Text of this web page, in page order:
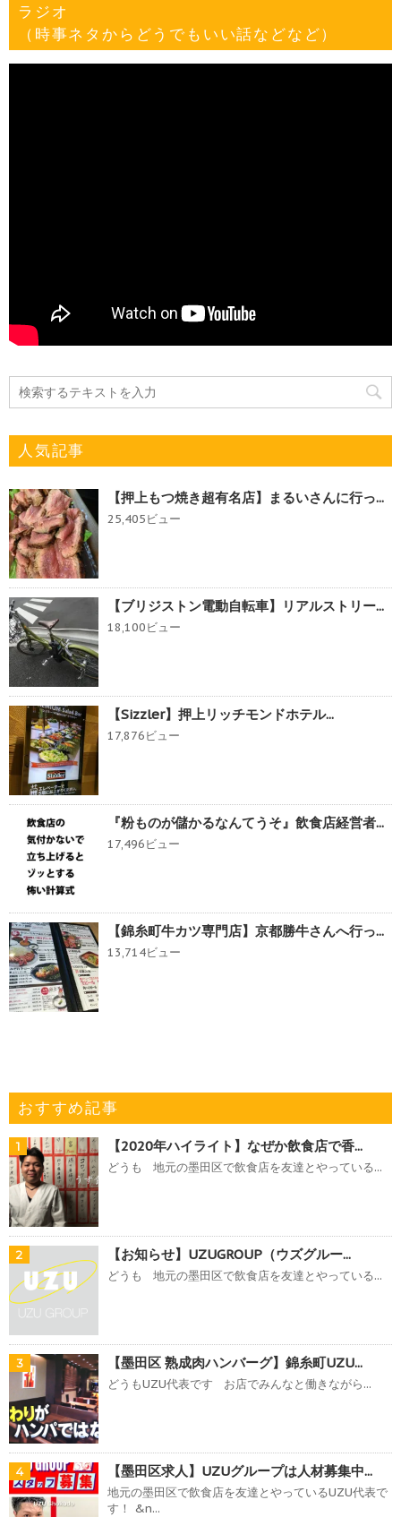
ラジオ
（時事ネタからどうでもいい話などなど）
人気記事
【押上もつ焼き超有名店】まるいさんに行っ...
25,405ビュー
【ブリジストン電動自転車】リアルストリー...
18,100ビュー
【Sizzler】押上リッチモンドホテル...
17,876ビュー
『粉ものが儲かるなんてうそ』飲食店経営者...
17,496ビュー
【錦糸町牛カツ専門店】京都勝牛さんへ行っ...
13,714ビュー
おすすめ記事
1 【2020年ハイライト】なぜか飲食店で香...
どうも 地元の墨田区で飲食店を友達とやっている...
2 【お知らせ】UZUGROUP（ウズグルー...
どうも 地元の墨田区で飲食店を友達とやっている...
3 【墨田区 熟成肉ハンバーグ】錦糸町UZU...
どうもUZU代表です お店でみんなと働きながら...
4 【墨田区求人】UZUグループは人材募集中...
地元の墨田区で飲食店を友達とやっているUZU代表で
す！ &n...